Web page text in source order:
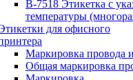
B-7518 Этикетка с
температуры
для офисного
Маркировка провода
Общая маркировка